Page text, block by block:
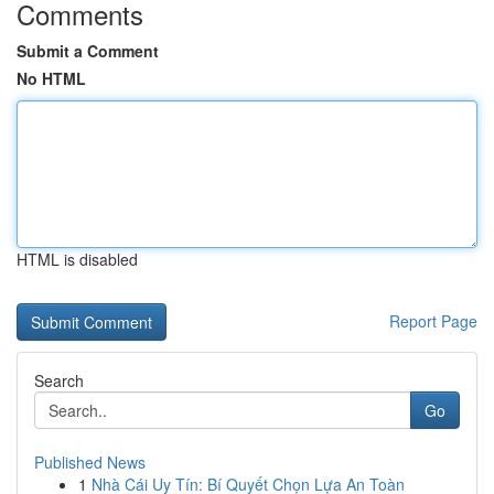
Comments
Submit a Comment
No HTML
HTML is disabled
Report Page
Search
Go
Published News
1 Nhà Cái Uy Tín: Bí Quyết Chọn Lựa An Toàn